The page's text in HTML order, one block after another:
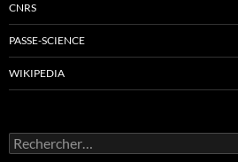
CNRS
PASSE-SCIENCE
WIKIPEDIA
Rechercher :